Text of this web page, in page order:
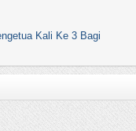
Kali Ke 3 Bagi